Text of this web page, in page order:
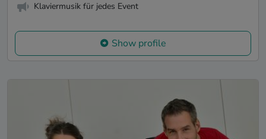
Klaviermusik für jedes Event
Show profile